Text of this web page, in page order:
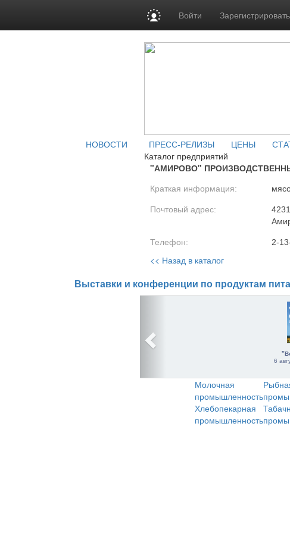
Войти
НОВОСТИ ПРЕСС-РЕЛИЗЫ ЦЕНЫ
Каталог предприятий
"АМИРОВО"
Краткая информация:
Почтовый адрес:
Телефон: 2-
<< Назад в каталог
Выставки и конференции по продуктам
6
Молочная
промышленность
Хлебопекарная
промышленность